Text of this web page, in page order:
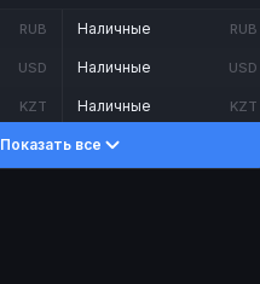
RUB
USD
KZT
Наличные RUB
Наличные USD
Наличные KZT
Показать все